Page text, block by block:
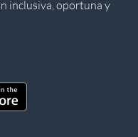
inclusiva, oportuna y